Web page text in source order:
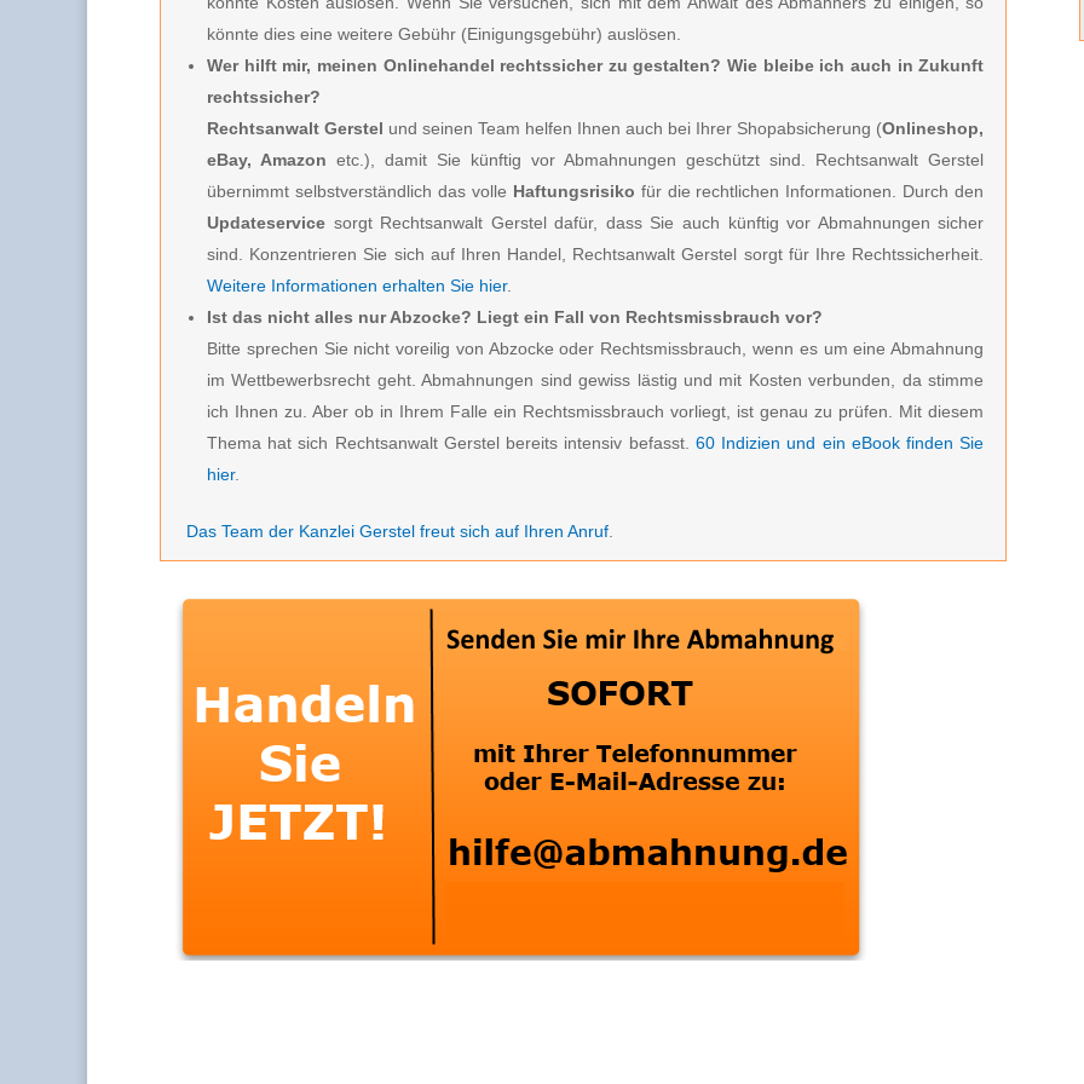
könnte dies eine weitere Gebühr (Einigungsgebühr) auslösen.
Wer hilft mir, meinen Onlinehandel rechtssicher zu gestalten? Wie bleibe ich auch in Zukunft
rechtssicher?
Rechtsanwalt Gerstel und seinen Team helfen Ihnen auch bei Ihrer Shopabsicherung (Onlineshop,
eBay, Amazon etc.), damit Sie künftig vor Abmahnungen geschützt sind. Rechtsanwalt Gerstel
übernimmt selbstverständlich das volle Haftungsrisiko für die rechtlichen Informationen. Durch den
Updateservice sorgt Rechtsanwalt Gerstel dafür, dass Sie auch künftig vor Abmahnungen sicher
sind. Konzentrieren Sie sich auf Ihren Handel, Rechtsanwalt Gerstel sorgt für Ihre Rechtssicherheit.
Weitere Informationen erhalten Sie hier.
Ist das nicht alles nur Abzocke? Liegt ein Fall von Rechtsmissbrauch vor?
Bitte sprechen Sie nicht voreilig von Abzocke oder Rechtsmissbrauch, wenn es um eine Abmahnung
im Wettbewerbsrecht geht. Abmahnungen sind gewiss lästig und mit Kosten verbunden, da stimme
ich Ihnen zu. Aber ob in Ihrem Falle ein Rechtsmissbrauch vorliegt, ist genau zu prüfen. Mit diesem
Thema hat sich Rechtsanwalt Gerstel bereits intensiv befasst. 60 Indizien und ein eBook finden Sie
hier.
Das Team der Kanzlei Gerstel freut sich auf Ihren Anruf